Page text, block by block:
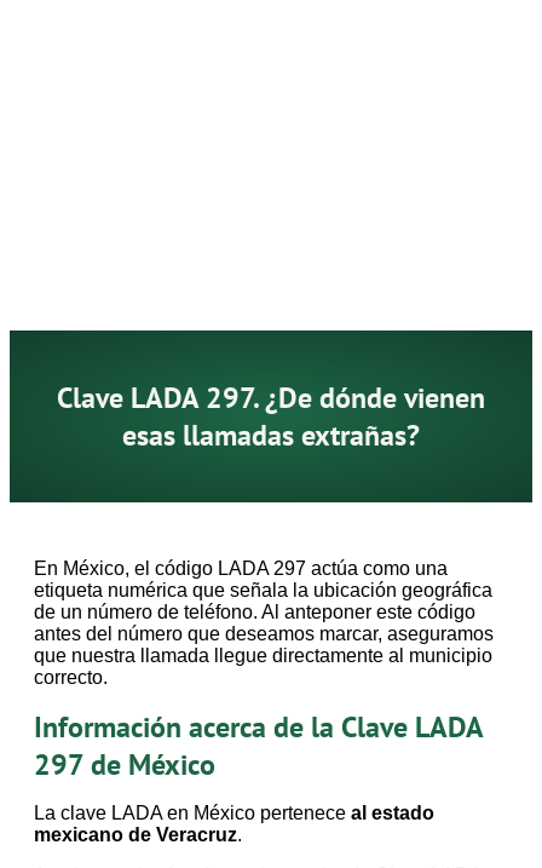
Clave LADA 297. ¿De dónde vienen
esas llamadas extrañas?
En México, el código LADA 297 actúa como una
etiqueta numérica que señala la ubicación geográfica
de un número de teléfono. Al anteponer este código
antes del número que deseamos marcar, aseguramos
que nuestra llamada llegue directamente al municipio
correcto.
Información acerca de la Clave LADA
297 de México
La clave LADA en México pertenece al estado
mexicano de Veracruz.